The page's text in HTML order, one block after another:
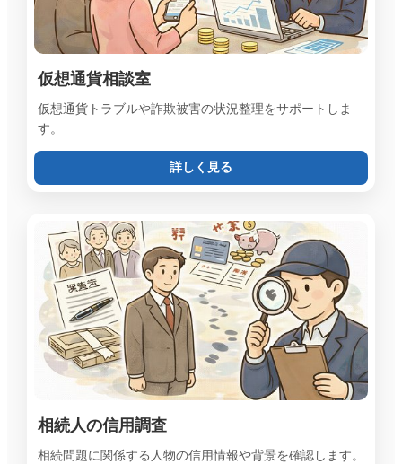
仮想通貨相談室
仮想通貨トラブルや詐欺被害の状況整理をサポートしま
す。
詳しく見る
相続人の信用調査
相続問題に関係する人物の信用情報や背景を確認します。